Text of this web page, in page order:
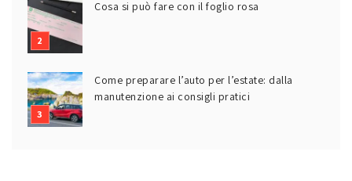
Cosa si può fare con il foglio rosa
Come preparare l’auto per l’estate: dalla
manutenzione ai consigli pratici